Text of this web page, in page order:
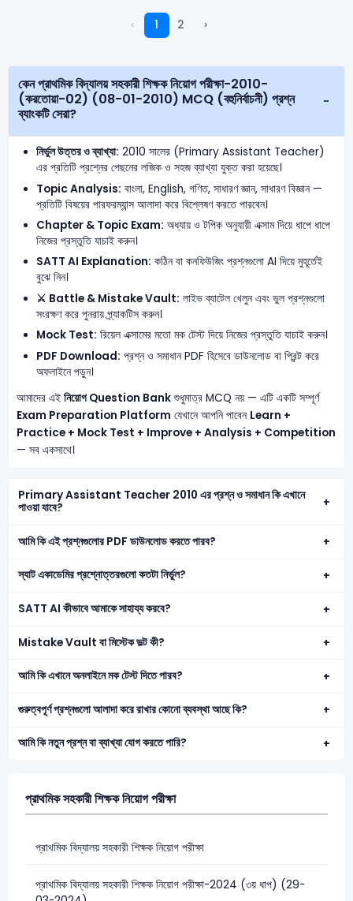
‹ 1 2 ›
কেন প্রাথমিক বিদ্যালয় সহকারী শিক্ষক নিয়োগ পরীক্ষা-2010-
(করতোয়া-02) (08-01-2010) MCQ (বহুনির্বাচনী) প্রশ্ন
ব্যাংকটি সেরা?
নির্ভুল উত্তর ও ব্যাখ্যা: 2010 সালের (Primary Assistant Teacher)
এর প্রতিটি প্রশ্নের পেছনের লজিক ও সহজ ব্যাখ্যা যুক্ত করা হয়েছে।
Topic Analysis: বাংলা, English, গণিত, সাধারণ জ্ঞান, সাধারণ বিজ্ঞান —
প্রতিটি বিষয়ের পারফরম্যান্স আলাদা করে বিশ্লেষণ করতে পারবেন।
Chapter & Topic Exam: অধ্যায় ও টপিক অনুযায়ী এক্সাম দিয়ে ধাপে ধাপে
নিজের প্রস্তুতি যাচাই করুন।
SATT AI Explanation: কঠিন বা কনফিউজিং প্রশ্নগুলো AI দিয়ে মুহূর্তেই
বুঝে নিন।
⚔️ Battle & Mistake Vault: লাইভ ব্যাটেল খেলুন এবং ভুল প্রশ্নগুলো
সংরক্ষণ করে পুনরায় প্র্যাকটিস করুন।
Mock Test: রিয়েল এক্সামের মতো মক টেস্ট দিয়ে নিজের প্রস্তুতি যাচাই করুন।
PDF Download: প্রশ্ন ও সমাধান PDF হিসেবে ডাউনলোড বা প্রিন্ট করে
অফলাইনে পড়ুন।
আমাদের এই নিয়োগ Question Bankশুধুমাত্র MCQ নয় — এটি একটি সম্পূর্ণ
Exam Preparation Platform যেখানে আপনি পাবেন Learn +
Practice + Mock Test + Improve + Analysis + Competition
— সব একসাথে।
Primary Assistant Teacher 2010 এর প্রশ্ন ও সমাধান কি এখানে
পাওয়া যাবে?
আমি কি এই প্রশ্নগুলোর PDF ডাউনলোড করতে পারব?
স্যাট একাডেমির প্রশ্নোত্তরগুলো কতটা নির্ভুল?
SATT AI কীভাবে আমাকে সাহায্য করবে?
Mistake Vault বা মিস্টেক ভল্ট কী?
আমি কি এখানে অনলাইনে মক টেস্ট দিতে পারব?
গুরুত্বপূর্ণ প্রশ্নগুলো আলাদা করে রাখার কোনো ব্যবস্থা আছে কি?
আমি কি নতুন প্রশ্ন বা ব্যাখ্যা যোগ করতে পারি?
প্রাথমিক সহকারী শিক্ষক নিয়োগ পরীক্ষা
প্রাথমিক বিদ্যালয় সহকারী শিক্ষক নিয়োগ পরীক্ষা
প্রাথমিক বিদ্যালয় সহকারী শিক্ষক নিয়োগ পরীক্ষা-2024 (৩য় ধাপ) (29-